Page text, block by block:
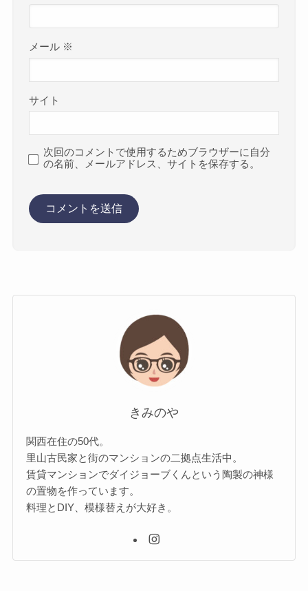
メール ※
サイト
次回のコメントで使用するためブラウザーに自分
の名前、メールアドレス、サイトを保存する。
きみのや
関西在住の50代。
里山古民家と街のマンションの二拠点生活中。
賃貸マンションでダイジョーブくんという陶製の神様
の置物を作っています。
料理とDIY、模様替えが大好き。